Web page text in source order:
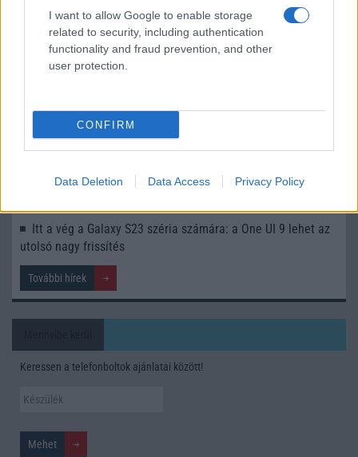
I want to allow Google to enable storage
related to security, including authentication
functionality and fraud prevention, and other
user protection.
CONFIRM
Data Deletion Data Access Privacy Policy
Apple az új csúcsmobilokról
Az Android rejtett automatizmusai: hat funkció, amely
észrevétlenül könnyíti meg a mindennapokat
Nem biztos, hogy érdemes kivárni az iPhone 18 Prot
A Galaxy S25 is megkaphatja a Galaxy S26 egyik legjobb
Itt a vég a Galaxy S23 széria számára: a One UI 9 lehet az
utolsó nagy frissítés
További hírek
Keressen a telefonboltok ajánlatai között!